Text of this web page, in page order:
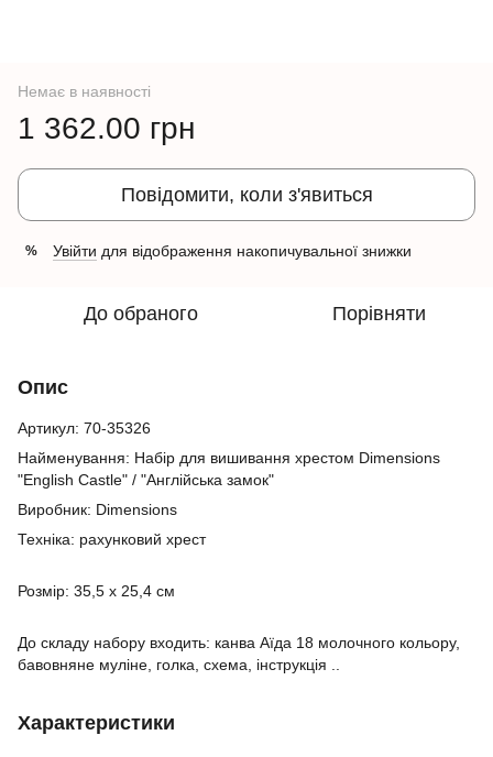
Немає в наявності
1 362.00 грн
Повідомити, коли з'явиться
% Увійти для відображення накопичувальної знижки
До обраного Порівняти
Опис
Артикул: 70-35326
Найменування: Набір для вишивання хрестом Dimensions
"English Castle" / "Англійська замок"
Виробник: Dimensions
Техніка: рахунковий хрест
Розмір: 35,5 х 25,4 см
До складу набору входить: канва Аїда 18 молочного кольору,
бавовняне муліне, голка, схема, інструкція ..
Характеристики